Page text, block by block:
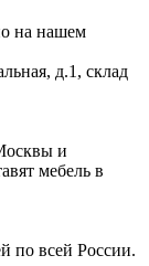
на нашем
д.1, склад
и
мебель в
по всей России.